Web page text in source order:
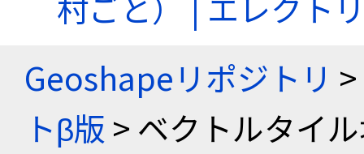
Geoshapeリポジトリ >
トβ版 > ベクトルタイ